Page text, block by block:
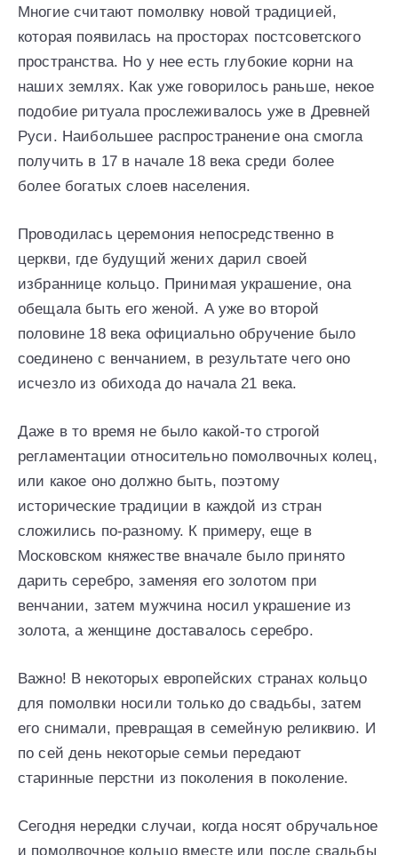
Многие считают помолвку новой традицией,
которая появилась на просторах постсоветского
пространства. Но у нее есть глубокие корни на
наших землях. Как уже говорилось раньше, некое
подобие ритуала прослеживалось уже в Древней
Руси. Наибольшее распространение она смогла
получить в 17 в начале 18 века среди более
более богатых слоев населения.
Проводилась церемония непосредственно в
церкви, где будущий жених дарил своей
избраннице кольцо. Принимая украшение, она
обещала быть его женой. А уже во второй
половине 18 века официально обручение было
соединено с венчанием, в результате чего оно
исчезло из обихода до начала 21 века.
Даже в то время не было какой-то строгой
регламентации относительно помолвочных колец,
или какое оно должно быть, поэтому
исторические традиции в каждой из стран
сложились по-разному. К примеру, еще в
Московском княжестве вначале было принято
дарить серебро, заменяя его золотом при
венчании, затем мужчина носил украшение из
золота, а женщине доставалось серебро.
Важно! В некоторых европейских странах кольцо
для помолвки носили только до свадьбы, затем
его снимали, превращая в семейную реликвию. И
по сей день некоторые семьи передают
старинные перстни из поколения в поколение.
Сегодня нередки случаи, когда носят обручальное
и помолвочное кольцо вместе или после свадьбы